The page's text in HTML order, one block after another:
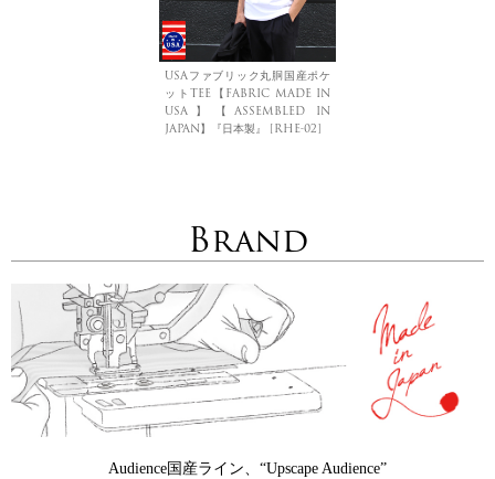
USAファブリック丸胴国産ポケ
ットTEE【FABRIC MADE IN
USA】【ASSEMBLED IN
JAPAN】『日本製』 [RHE-02]
Brand
Audience国産ライン、“Upscape Audience”